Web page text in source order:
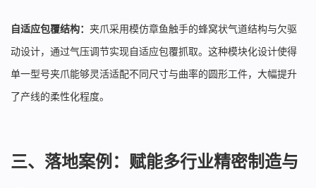
自适应包覆结构： 夹爪采用模仿章鱼触手的蜂窝状气道结构与欠驱
动设计，通过气压调节实现自适应包覆抓取。这种模块化设计使得
单一型号夹爪能够灵活适配不同尺寸与曲率的圆形工件，大幅提升
了产线的柔性化程度。
三、落地案例：赋能多行业精密制造与